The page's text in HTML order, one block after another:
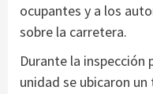
ocupantes y a los
sobre la carretera.
Durante la inspección
unidad se ubicaron